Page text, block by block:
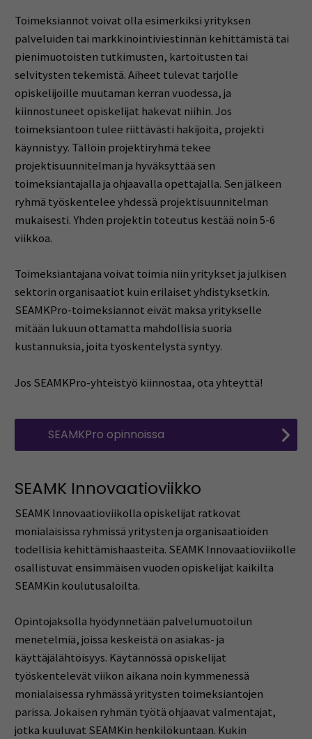
Toimeksiannot voivat olla esimerkiksi yrityksen
palveluiden tai markkinointiviestinnän kehittämistä tai
pienimuotoisten tutkimusten, kartoitusten tai
selvitysten tekemistä. Aiheet tulevat tarjolle
opiskelijoille muutaman kerran vuodessa, ja
kiinnostuneet opiskelijat hakevat niihin. Jos
toimeksiantoon tulee riittävästi hakijoita, projekti
käynnistyy. Tällöin projektiryhmä tekee
projektisuunnitelman ja hyväksyttää sen
toimeksiantajalla ja ohjaavalla opettajalla. Sen jälkeen
ryhmä työskentelee yhdessä projektisuunnitelman
mukaisesti. Yhden projektin toteutus kestää noin 5-6
viikkoa.
Toimeksiantajana voivat toimia niin yritykset ja julkisen
sektorin organisaatiot kuin erilaiset yhdistyksetkin.
SEAMKPro-toimeksiannot eivät maksa yritykselle
mitään lukuun ottamatta mahdollisia suoria
kustannuksia, joita työskentelystä syntyy.
Jos SEAMKPro-yhteistyö kiinnostaa, ota yhteyttä!
SEAMKPro opinnoissa
SEAMK Innovaatioviikko
SEAMK Innovaatioviikolla opiskelijat ratkovat
monialaisissa ryhmissä yritysten ja organisaatioiden
todellisia kehittämishaasteita. SEAMK Innovaatioviikolle
osallistuvat ensimmäisen vuoden opiskelijat kaikilta
SEAMKin koulutusaloilta.
Opintojaksolla hyödynnetään palvelumuotoilun
menetelmiä, joissa keskeistä on asiakas- ja
käyttäjälähtöisyys. Käytännössä opiskelijat
työskentelevät viikon aikana noin kymmenessä
monialaisessa ryhmässä yritysten toimeksiantojen
parissa. Jokaisen ryhmän työtä ohjaavat valmentajat,
jotka kuuluvat SEAMKin henkilökuntaan. Kukin